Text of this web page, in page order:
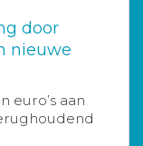
door
nieuwe
euro’s aan